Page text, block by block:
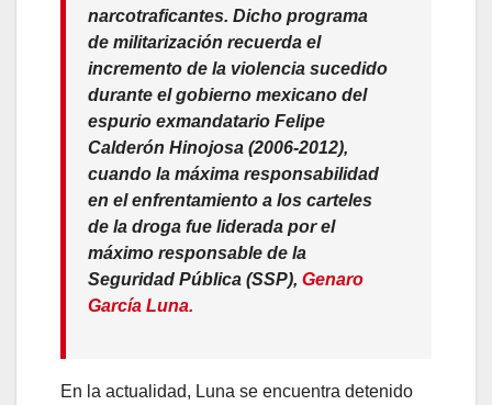
narcotraficantes. Dicho programa
de militarización recuerda el
incremento de la violencia sucedido
durante el gobierno mexicano del
espurio exmandatario Felipe
Calderón Hinojosa (2006-2012),
cuando la máxima responsabilidad
en el enfrentamiento a los carteles
de la droga fue liderada por el
máximo responsable de la
Seguridad Pública (SSP), Genaro
García Luna.
En la actualidad, Luna se encuentra detenido